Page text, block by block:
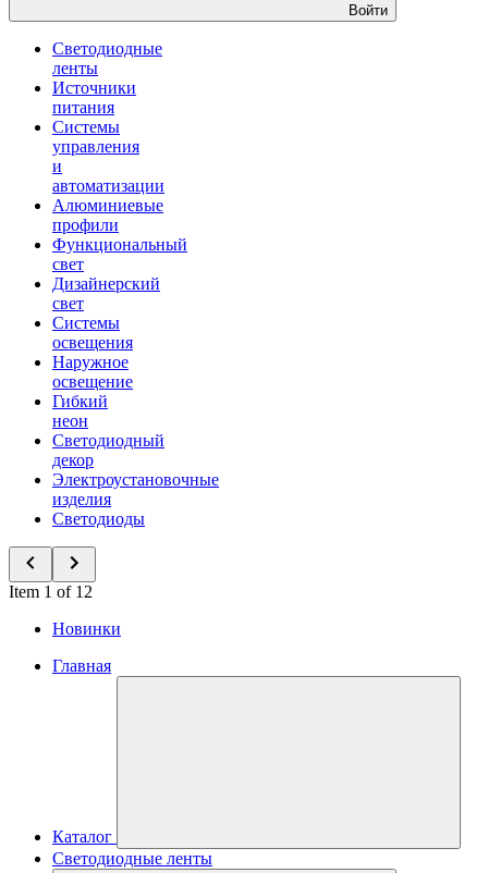
Войти
Светодиодные
ленты
Источники
питания
Системы
управления
и
автоматизации
Алюминиевые
профили
Функциональный
свет
Дизайнерский
свет
Системы
освещения
Наружное
освещение
Гибкий
неон
Светодиодный
декор
Электроустановочные
изделия
Светодиоды
Item 1 of 12
Новинки
Главная
Каталог
Светодиодные ленты